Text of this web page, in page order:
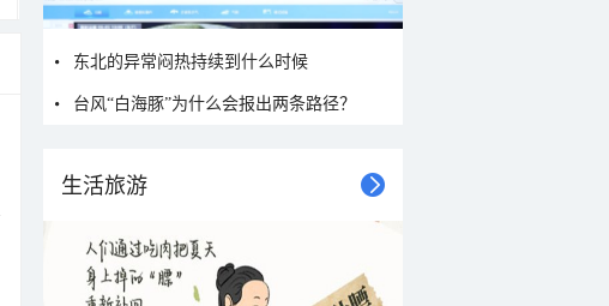
东北的异常闷热持续到什么时候
台风“白海豚”为什么会报出两条路径？
生活旅游